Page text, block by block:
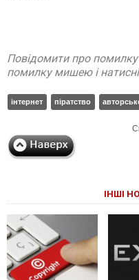
Повідомити про помилку
помилку мишею і
інтернет піратство
ІНШІ